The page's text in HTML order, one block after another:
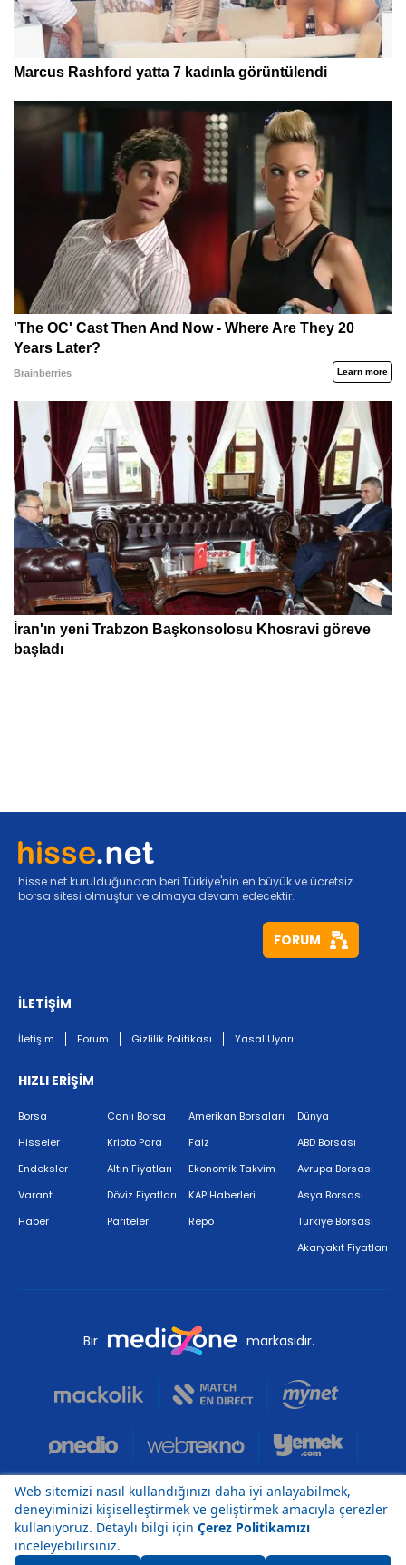
hisse.net kurulduğundan beri Türkiye'nin en büyük ve ücretsiz
borsa sitesi olmuştur ve olmaya devam edecektir.
FORUM
İLETİŞİM
İletişim Forum Gizlilik Politikası Yasal Uyarı
HIZLI ERİŞİM
Borsa
Hisseler
Endeksler
Varant
Haber
Canlı Borsa
Kripto Para
Altın Fiyatları
Döviz Fiyatları
Pariteler
Amerikan Borsaları
Faiz
Ekonomik Takvim
KAP Haberleri
Repo
Dünya
ABD Borsası
Avrupa Borsası
Asya Borsası
Türkiye Borsası
Akaryakıt Fiyatları
Bir markasıdır.